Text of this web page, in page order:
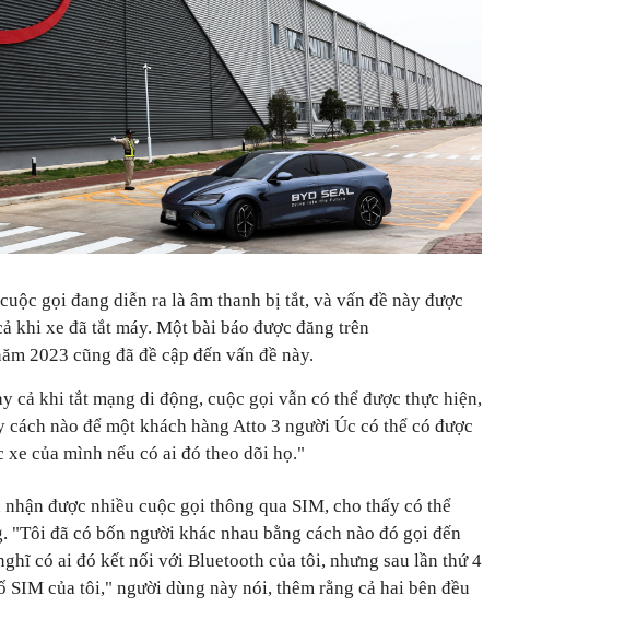
gọi đang diễn ra là âm thanh bị tắt, và vấn đề này được
khi xe đã tắt máy. Một bài báo được đăng trên
2023 cũng đã đề cập đến vấn đề này.
cả khi tắt mạng di động, cuộc gọi vẫn có thể được thực hiện,
nào để một khách hàng Atto 3 người Úc có thể có được
của mình nếu có ai đó theo dõi họ."
được nhiều cuộc gọi thông qua SIM, cho thấy có thể
"Tôi đã có bốn người khác nhau bằng cách nào đó gọi đến
có ai đó kết nối với Bluetooth của tôi, nhưng sau lần thứ 4
SIM của tôi," người dùng này nói, thêm rằng cả hai bên đều